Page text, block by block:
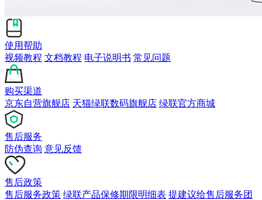
使用帮助
视频教程 文档教程 电子说明书 常见问题
购买渠道
京东自营旗舰店 天猫绿联数码旗舰店 绿联官方商城
售后服务
防伪查询 意见反馈
售后政策
售后服务政策 绿联产品保修期限明细表 提建议给售后服务团